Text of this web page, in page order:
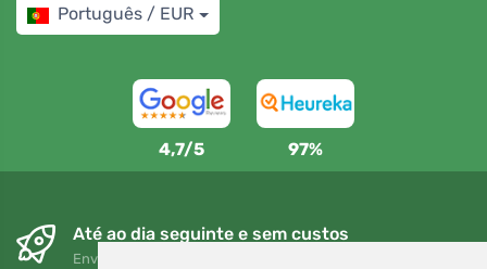
Português / EUR
4,7/5 97%
Até ao dia seguinte e sem custos
Envio gratuito para encomendas superiores a 80 EUR